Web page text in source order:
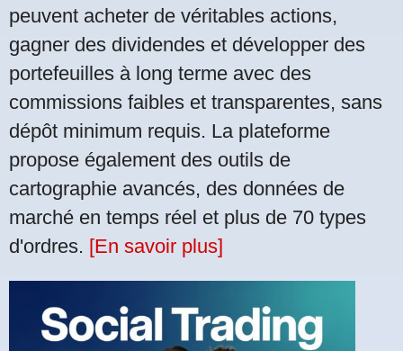
peuvent acheter de véritables actions,
gagner des dividendes et développer des
portefeuilles à long terme avec des
commissions faibles et transparentes, sans
dépôt minimum requis. La plateforme
propose également des outils de
cartographie avancés, des données de
marché en temps réel et plus de 70 types
d'ordres. [En savoir plus]